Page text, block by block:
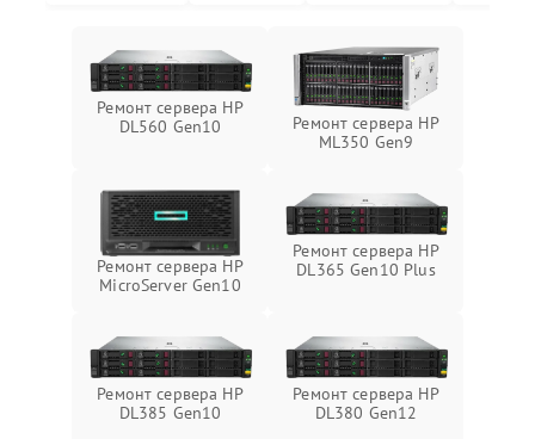
Ремонт сервера HP
DL560 Gen10
Ремонт сервера HP
ML350 Gen9
Ремонт сервера HP
MicroServer Gen10
Ремонт сервера HP
DL365 Gen10 Plus
Ремонт сервера HP
DL385 Gen10
Ремонт сервера HP
DL380 Gen12